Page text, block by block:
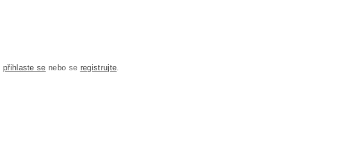
přihlaste se nebo se registrujte.